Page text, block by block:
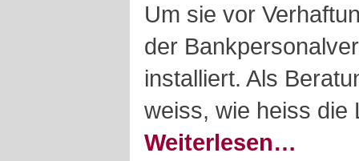
Um sie vor
der
installiert. Als
weiss, wie heiss die
Weiterlesen…